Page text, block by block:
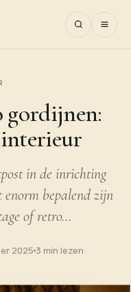
gordijnen:
in de inrichting
bepalend zijn
of retro…
20253 min lezen